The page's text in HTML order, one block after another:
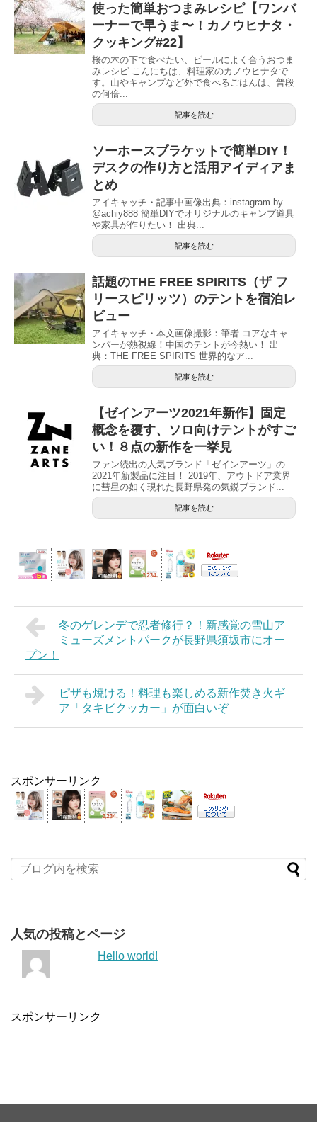
使った簡単おつまみレシピ【ワンバ
ーナーで早うま〜！カノウヒナタ・
クッキング#22】
桜の木の下で食べたい、ビールによく合うおつま
みレシピ こんにちは、料理家のカノウヒナタで
す。山やキャンプなど外で食べるごはんは、普段
の何倍...
記事を読む
ソーホースブラケットで簡単DIY！
デスクの作り方と活用アイディアま
とめ
アイキャッチ・記事中画像出典：instagram by
@achiy888 簡単DIYでオリジナルのキャンプ道具
や家具が作りたい！ 出典...
記事を読む
話題のTHE FREE SPIRITS（ザ フ
リースピリッツ）のテントを宿泊レ
ビュー
アイキャッチ・本文画像撮影：筆者 コアなキャ
ンパーが熱視線！中国のテントが今熱い！ 出
典：THE FREE SPIRITS 世界的なア...
記事を読む
【ゼインアーツ2021年新作】固定
概念を覆す、ソロ向けテントがすご
い！８点の新作を一挙見
ファン続出の人気ブランド「ゼインアーツ」の
2021年新製品に注目！ 2019年、アウトドア業界
に彗星の如く現れた長野県発の気鋭ブランド...
記事を読む
冬のゲレンデで忍者修行？！新感覚の雪山ア
ミューズメントパークが長野県須坂市にオー
プン！
ピザも焼ける！料理も楽しめる新作焚き火ギ
ア「タキビクッカー」が面白いぞ
スポンサーリンク
人気の投稿とページ
Hello world!
スポンサーリンク